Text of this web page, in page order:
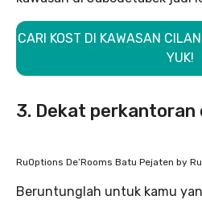
CARI KOST DI KAWASAN
YUK!
3. Dekat perkantoran
RuOptions De’Rooms Batu Pejaten by
Beruntunglah untuk kamu